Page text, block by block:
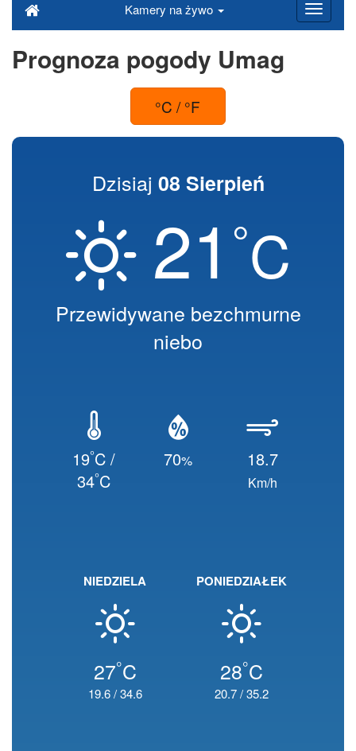
Kamery na żywo
Prognoza pogody Umag
°C / °F
Dzisiaj 08 Sierpień
21 °C
Przewidywane bezchmurne
niebo
19°C /
34°C
70% 18.7
Km/h
NIEDZIELA
27°C
19.6/34.6
PONIEDZIAŁEK
28°C
20.7/35.2